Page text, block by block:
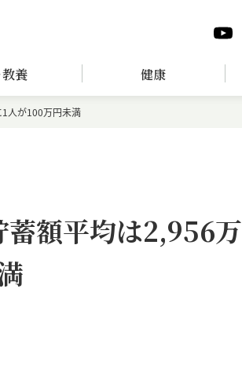
養 健康
人が100万円未満
額平均は2,956万